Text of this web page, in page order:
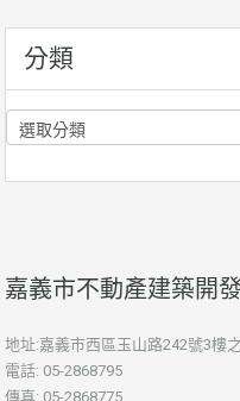
分類
分
類
嘉義市不動產建築開
地址:嘉義市西區玉山路242號3樓
電話: 05-2868795
傳真: 05-2868775